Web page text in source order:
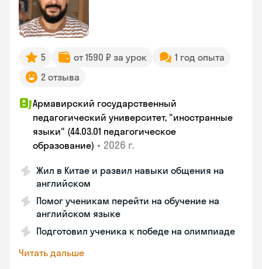
5 от 1590 ₽ за урок
1 год опыта
2 отзыва
Армавирский государственный
педагогический университет, "иностранные
языки" (44.03.01 педагогическое
образование) • 2026 г.
Жил в Китае и развил навыки общения на
английском
Помог ученикам перейти на обучение на
английском языке
Подготовил ученика к победе на олимпиаде
Читать дальше